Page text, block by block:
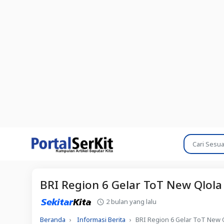
BRI Region 6 Gelar ToT New Qlola
2 bulan yang lalu
Beranda Informasi Berita BRI Region 6 Gelar ToT New